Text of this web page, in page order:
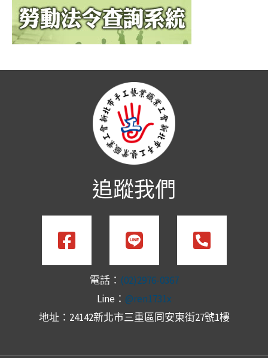
追蹤我們
電話： (02)2976-0367
Line： @ren1731x
地址：24142新北市三重區同安東街27號1樓